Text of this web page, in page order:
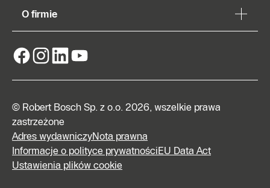
O firmie
© Robert Bosch Sp. z o.o. 2026, wszelkie prawa
zastrzeżone
Adres wydawniczyNota prawna
Informacje o polityce prywatnościEU Data Act
Ustawienia plików cookie